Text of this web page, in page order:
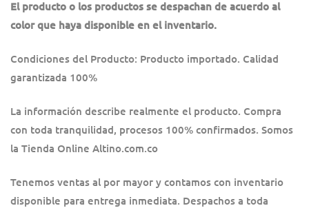
El producto o los productos se despachan de acuerdo al
color que haya disponible en el inventario.
Condiciones del Producto: Producto importado. Calidad
garantizada 100%
La información describe realmente el producto. Compra
con toda tranquilidad, procesos 100% confirmados. Somos
la Tienda Online Altino.com.co
Tenemos ventas al por mayor y contamos con inventario
disponible para entrega inmediata. Despachos a toda